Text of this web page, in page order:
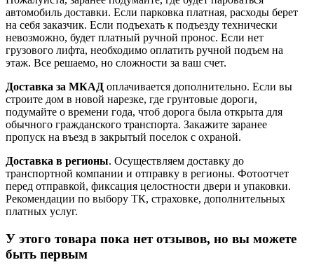
автомобиль доставки. Если парковка платная, расходы берет
на себя заказчик. Если подъехать к подъезду технически
невозможно, будет платный ручной пронос. Если нет
грузового лифта, необходимо оплатить ручной подъем на
этаж. Все решаемо, но сложности за ваш счет.
Доставка за МКАД оплачивается дополнительно. Если вы
строите дом в новой нарезке, где грунтовые дороги,
подумайте о времени года, чтоб дорога была открыта для
обычного гражданского транспорта. Закажите заранее
пропуск на въезд в закрытый поселок с охраной.
Доставка в регионы. Осуществляем доставку до
транспортной компании и отправку в регионы. Фотоотчет
перед отправкой, фиксация целостности двери и упаковки.
Рекомендации по выбору ТК, страховке, дополнительных
платных услуг.
У этого товара пока нет отзывов, но вы можете
быть первым